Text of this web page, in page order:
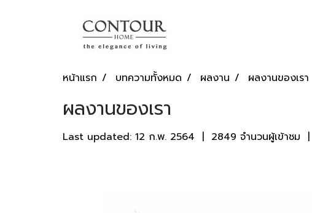
หน้าแรก บทความทั้งหมด ผลงาน ผลงานของเรา
ผลงานของเรา
Last updated: 12 ก.พ. 2564 | 2849 จำนวนผู้เข้าชม |